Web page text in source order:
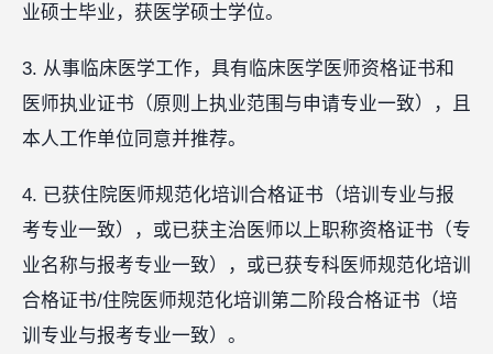
业硕士毕业，获医学硕士学位。
3. 从事临床医学工作，具有临床医学医师资格证书和
医师执业证书（原则上执业范围与申请专业一致），且
本人工作单位同意并推荐。
4. 已获住院医师规范化培训合格证书（培训专业与报
考专业一致），或已获主治医师以上职称资格证书（专
业名称与报考专业一致），或已获专科医师规范化培训
合格证书/住院医师规范化培训第二阶段合格证书（培
训专业与报考专业一致）。